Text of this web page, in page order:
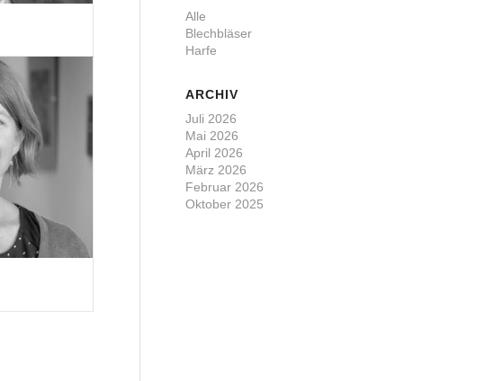
Alle
Blechbläser
Harfe
ARCHIV
Juli 2026
Mai 2026
April 2026
März 2026
Februar 2026
Oktober 2025